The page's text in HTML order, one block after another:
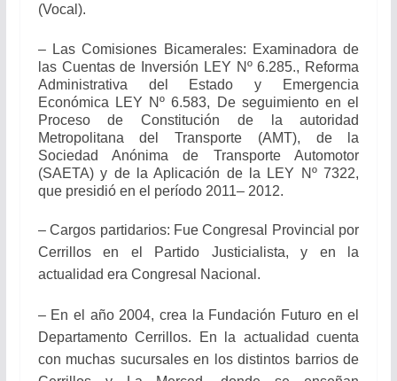
(Vocal).
– Las Comisiones Bicamerales: Examinadora de
las Cuentas de Inversión LEY Nº 6.285., Reforma
Administrativa del Estado y Emergencia
Económica LEY Nº 6.583, De seguimiento en el
Proceso de Constitución de la autoridad
Metropolitana del Transporte (AMT), de la
Sociedad Anónima de Transporte Automotor
(SAETA) y de la Aplicación de la LEY Nº 7322,
que presidió en el período 2011– 2012.
– Cargos partidarios: Fue Congresal Provincial por
Cerrillos en el Partido Justicialista, y en la
actualidad era Congresal Nacional.
– En el año 2004, crea la Fundación Futuro en el
Departamento Cerrillos. En la actualidad cuenta
con muchas sucursales en los distintos barrios de